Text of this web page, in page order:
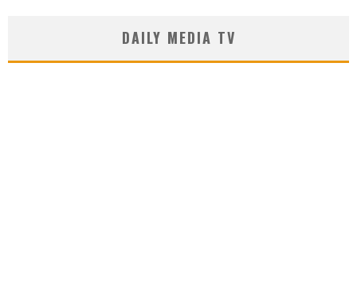
DAILY MEDIA TV